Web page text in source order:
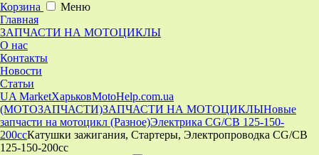
Корзина
Меню
Главная
ЗАПЧАСТИ НА МОТОЦИКЛЫ
О нас
Контакты
Новости
Статьи
UA MarketХарьковMotoHelp.com.ua
(МОТОЗАПЧАСТИ)ЗАПЧАСТИ НА МОТОЦИКЛЫНовые
запчасти на мотоцикл (Разное)Электрика CG/CB 125-150-
200ccКатушки зажигания, Стартеры, Электропроводка CG/CB
125-150-200cc